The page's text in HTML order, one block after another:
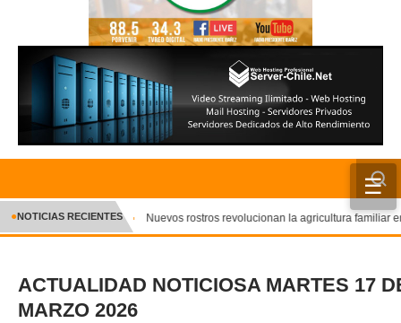
☰
INICIO
CRÓNICA
DEPORTES ✕
●NOTICIAS RECIENTES Nuevos rostros revolucionan la agricultura familiar
ACTUALIDAD NOTICIOSA MARTES 17
MARZO 2026